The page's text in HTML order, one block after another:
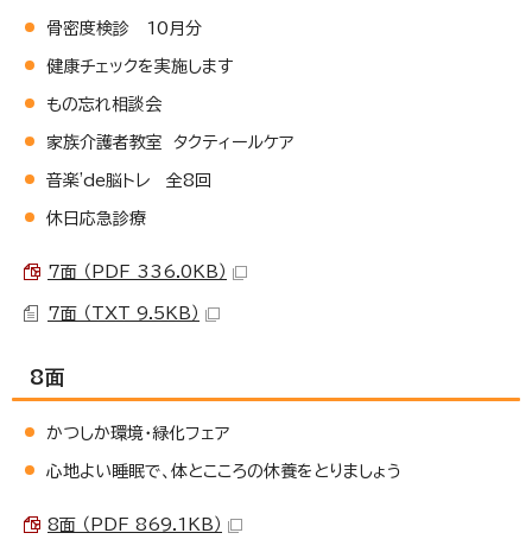
骨密度検診 10月分
健康チェックを実施します
もの忘れ相談会
家族介護者教室 タクティールケア
音楽'de脳トレ 全8回
休日応急診療
7面 （PDF 336.0KB）
7面 （TXT 9.5KB）
8面
かつしか環境・緑化フェア
心地よい睡眠で、体とこころの休養をとりましょう
8面 （PDF 869.1KB）